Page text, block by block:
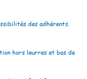
des adhérents.
hors leurres et bas de